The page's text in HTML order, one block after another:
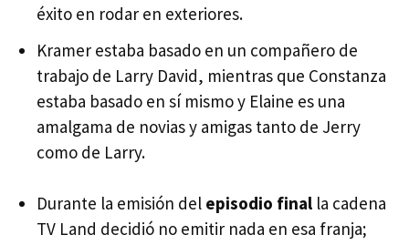
éxito en rodar en exteriores.
Kramer estaba basado en un compañero de
trabajo de Larry David, mientras que Constanza
estaba basado en sí mismo y Elaine es una
amalgama de novias y amigas tanto de Jerry
como de Larry.
Durante la emisión del episodio final la cadena
TV Land decidió no emitir nada en esa franja;